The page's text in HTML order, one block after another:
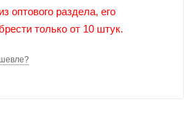
оптового раздела, его
только от 10 штук.